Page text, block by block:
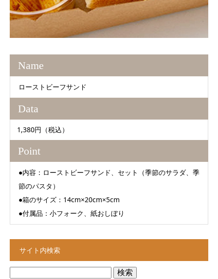
Name
ローストビーフサンド
Data
1,380円（税込）
Point
●内容：ローストビーフサンド、セット（季節のサラダ、季
節のパスタ）
●箱のサイズ：14cm×20cm×5cm
●付属品：小フォーク、紙おしぼり
サイト内検索